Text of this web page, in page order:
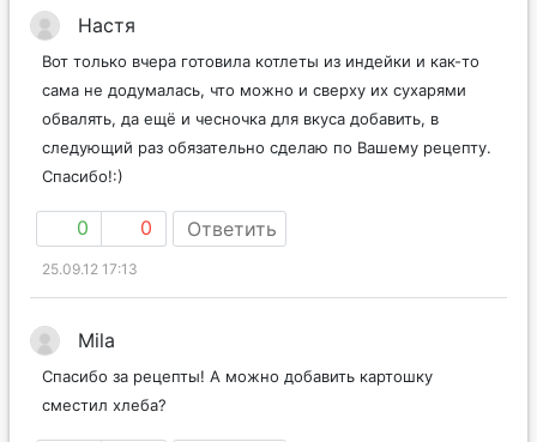
Настя
Вот только вчера готовила котлеты из индейки и как-то
сама не додумалась, что можно и сверху их сухарями
обвалять, да ещё и чесночка для вкуса добавить, в
следующий раз обязательно сделаю по Вашему рецепту.
Спасибо!:)
0 0 Ответить
25.09.12 17:13
Mila
Спасибо за рецепты! А можно добавить картошку
сместил хлеба?